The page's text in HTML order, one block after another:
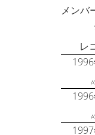
メンバ
レ